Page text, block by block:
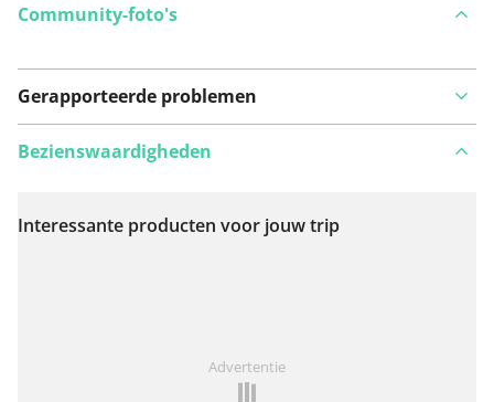
Community-foto's
Gerapporteerde problemen
Bekijk op kaart
Bezienswaardigheden
Interessante producten voor jouw trip
Advertentie